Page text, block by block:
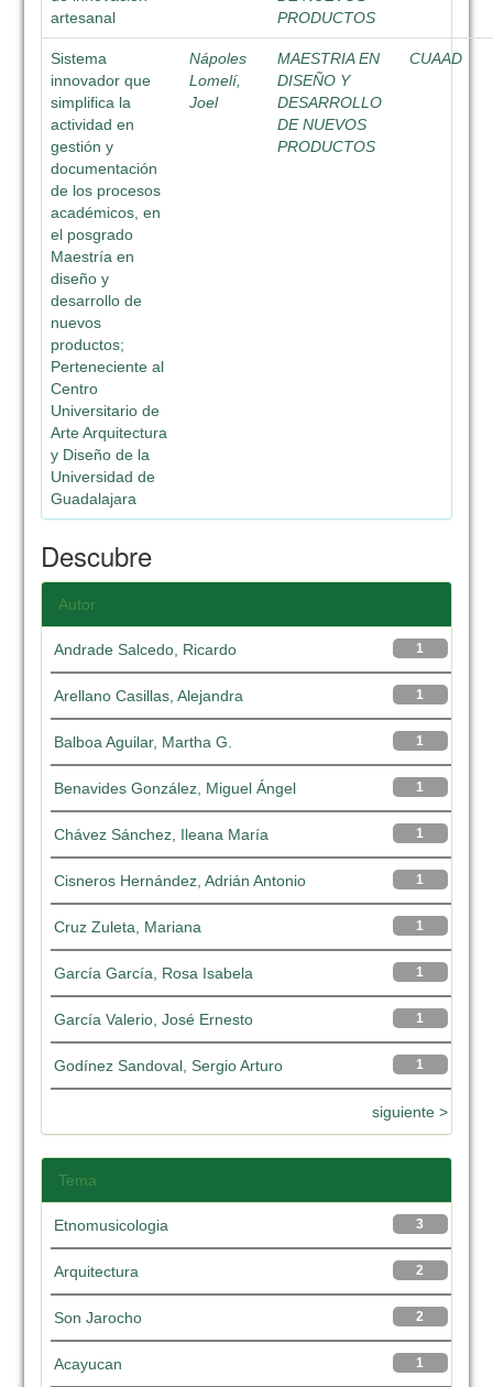
artesanal
PRODUCTOS
Sistema
innovador que
simplifica la
actividad en
gestión y
documentación
de los procesos
académicos, en
el posgrado
Maestría en
diseño y
desarrollo de
nuevos
productos;
Perteneciente al
Centro
Universitario de
Arte Arquitectura
y Diseño de la
Universidad de
Guadalajara
Nápoles
Lomelí,
Joel
MAESTRIA EN
DISEÑO Y
DESARROLLO
DE NUEVOS
PRODUCTOS
CUAAD
Descubre
Autor
1
Andrade Salcedo, Ricardo
1
Arellano Casillas, Alejandra
1
Balboa Aguilar, Martha G.
1
Benavides González, Miguel Ángel
1
Chávez Sánchez, Ileana María
1
Cisneros Hernández, Adrián Antonio
1
Cruz Zuleta, Mariana
1
García García, Rosa Isabela
1
García Valerio, José Ernesto
1
Godínez Sandoval, Sergio Arturo
siguiente >
Tema
3
Etnomusicologia
2
Arquitectura
2
Son Jarocho
1
Acayucan